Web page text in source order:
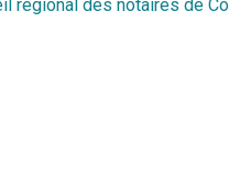
régional des notaires de